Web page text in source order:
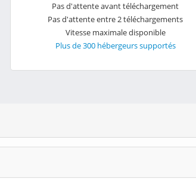
Pas d'attente avant téléchargement
Pas d'attente entre 2 téléchargements
Vitesse maximale disponible
Plus de 300 hébergeurs supportés